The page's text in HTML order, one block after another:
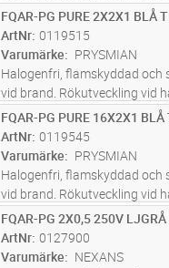
brand är liten, genomsynlig
utrymning) och ej skadlig för
utrustning. Partvinnade (2x2x0,
M Lägg i kundvagn
FQAR-PG PURE 2X2X1 BLÅ
ArtNr 0119515
Varumärke
PRYSMIAN
Halogenfri, flamskyddad och
vid brand. Rökutveckling vid
brand är liten, genomsynlig
utrymning) och ej skadlig för
utrustning. Partvinnade (2x2x0,
M Lägg i kundvagn
FQAR-PG PURE 16X2X1
ArtNr 0119545
Varumärke
PRYSMIAN
Halogenfri, flamskyddad och
vid brand. Rökutveckling vid
brand är liten, genomsynlig
utrymning) och ej skadlig för
utrustning. Partvinnade (2x2x0,
M Lägg i kundvagn
FQAR-PG 2X0,5 250V LJGRÅ
ArtNr 0127900
Varumärke
NEXANS